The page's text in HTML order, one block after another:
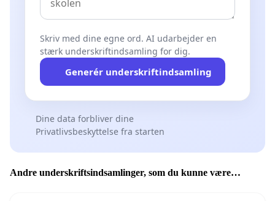
Skriv med dine egne ord. AI udarbejder en
stærk underskriftindsamling for dig.
Generér underskriftindsamling
Dine data forbliver dine
Privatlivsbeskyttelse fra starten
Andre underskriftsindsamlinger, som du kunne være